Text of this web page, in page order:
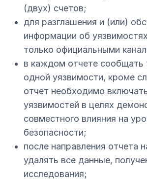
(двух) счетов;
для разглашения и (или)
информации об
только официальными
в каждом отчете сообщать
одной уязвимости, кроме
отчет необходимо
уязвимостей в целях
совместного влияния на
безопасности;
после направления отчета
удалять все данные,
исследования;